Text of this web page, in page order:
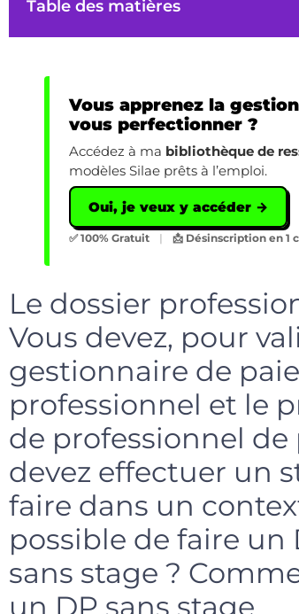
Table des matières
Vous apprenez la
vous perfectionner ?
Accédez à ma bibliothèque de
modèles Silae prêts à l’emploi.
Oui, je veux y accéder →
✅ 100% Gratuit | 📩 Désinscription en 1
Le dossier
Vous devez, pour
gestionnaire de
professionnel et le
de professionnel de
devez effectuer un
faire dans un
possible de faire
sans stage ?
un DP sans stage